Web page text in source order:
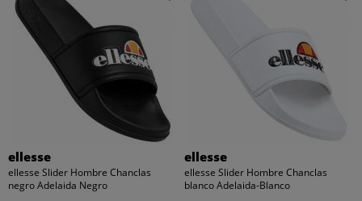
ellesse
ellesse Slider Hombre Chanclas
negro Adelaida Negro
ellesse
ellesse Slider Hombre Chanclas
blanco Adelaida-Blanco